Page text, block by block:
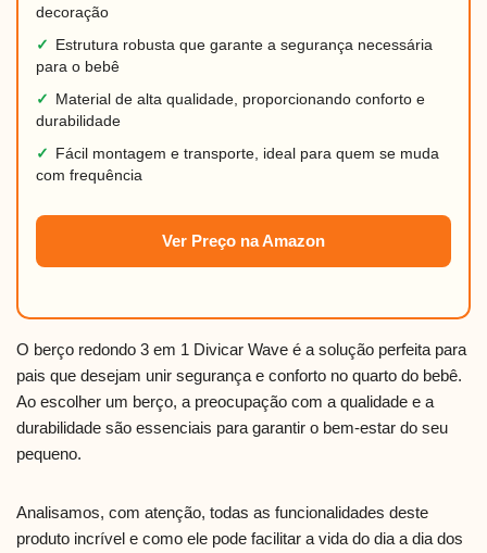
decoração
✓
Estrutura robusta que garante a segurança necessária
para o bebê
✓
Material de alta qualidade, proporcionando conforto e
durabilidade
✓
Fácil montagem e transporte, ideal para quem se muda
com frequência
Ver Preço na Amazon
O berço redondo 3 em 1 Divicar Wave é a solução perfeita para
pais que desejam unir segurança e conforto no quarto do bebê.
Ao escolher um berço, a preocupação com a qualidade e a
durabilidade são essenciais para garantir o bem-estar do seu
pequeno.
Analisamos, com atenção, todas as funcionalidades deste
produto incrível e como ele pode facilitar a vida do dia a dia dos